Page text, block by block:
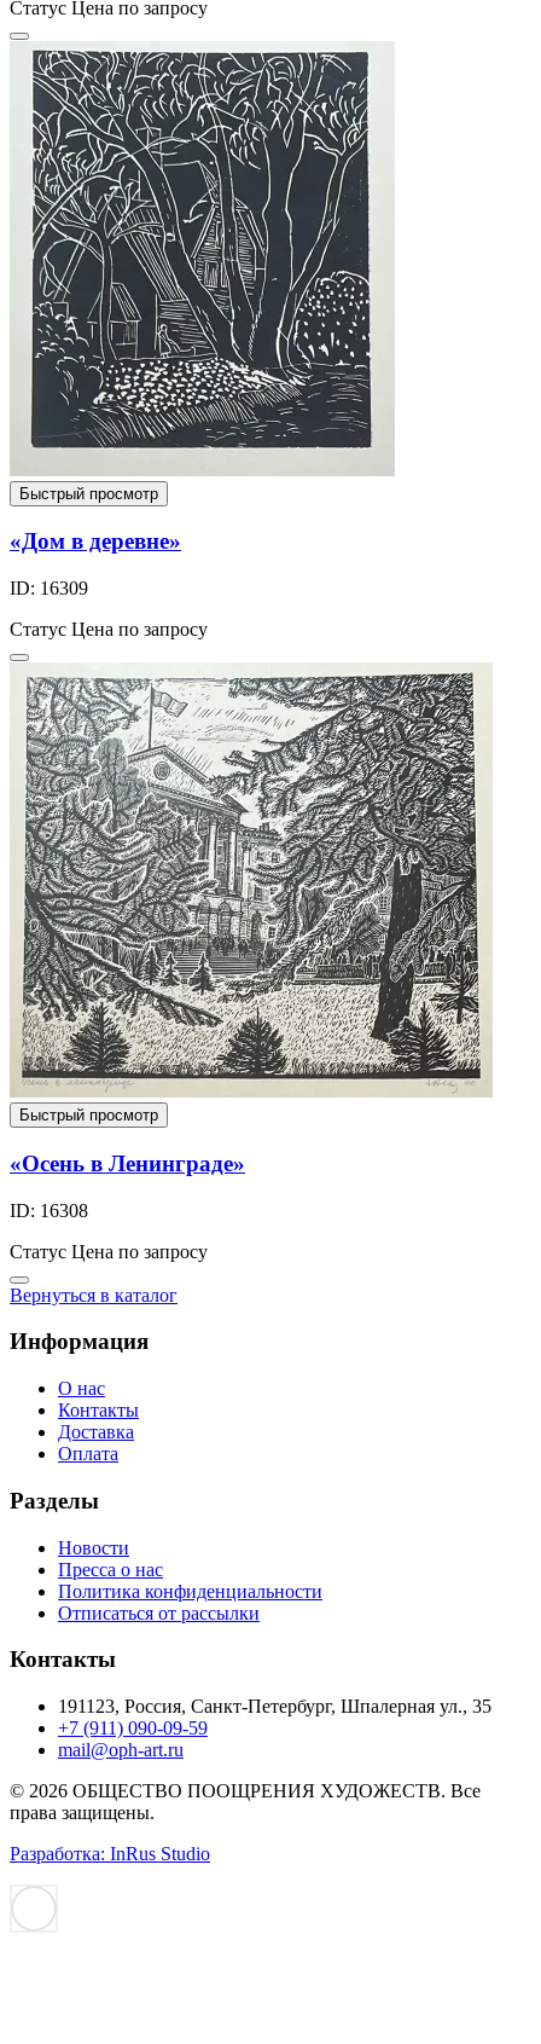
Статус Цена по запросу
Быстрый просмотр
«Дом в деревне»
ID: 16309
Статус Цена по запросу
Быстрый просмотр
«Осень в Ленинграде»
ID: 16308
Статус Цена по запросу
Вернуться в каталог
Информация
О нас
Контакты
Доставка
Оплата
Разделы
Новости
Пресса о нас
Политика конфиденциальности
Отписаться от рассылки
Контакты
191123, Россия, Санкт-Петербург, Шпалерная ул., 35
+7 (911) 090-09-59
mail@oph-art.ru
© 2026 ОБЩЕСТВО ПООЩРЕНИЯ ХУДОЖЕСТВ. Все
права защищены.
Разработка: InRus Studio